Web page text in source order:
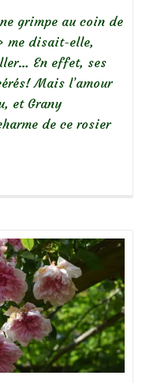
grimpe au coin de
me disait-elle,
En effet, ses
Mais l’amour
et Grany
de ce rosier